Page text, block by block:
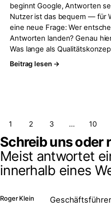
beginnt Google, Antworten
Nutzer ist das bequem — für
eine neue Frage: Wer
Antworten landen? Genau
Was lange als
Beitrag lesen →
1 2 3 … 10
Schreib uns oder
Meist antwortet
innerhalb eines
Roger Klein Geschäftsführer